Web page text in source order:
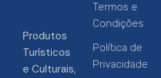
Produtos
Turísticos
e Culturais,
Termos e
Condições
Política de
Privacidade